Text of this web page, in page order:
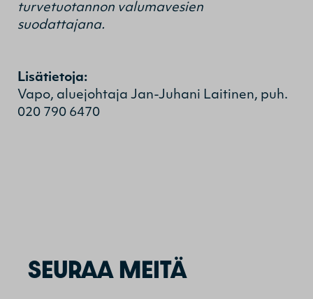
turvetuotannon valumavesien
suodattajana.
Lisätietoja:
Vapo, aluejohtaja Jan-Juhani Laitinen, puh.
020 790 6470
SEURAA MEITÄ